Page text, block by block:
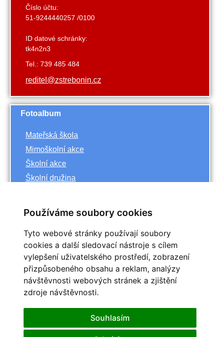
Používáme soubory cookies
Tyto webové stránky používají soubory
cookies a další sledovací nástroje s cílem
vylepšení uživatelského prostředí, zobrazení
přizpůsobeného obsahu a reklam, analýzy
návštěvnosti webových stránek a zjištění
zdroje návštěvnosti.
Souhlasím
Číslo účtu:
51-9244440257 /0100
ID datové schránky:
tk4n2n3
Tel.: 739 485 484
reditel@zstrebonin.cz
Fotoalbum
Mateřská škola
Mimoškolní akce
Školní akce
Školní družina
<< říjen
<< 2023
>>
Po
Út St Čt Pá So
2
3 4
9
10 11 12 13 14
15
19